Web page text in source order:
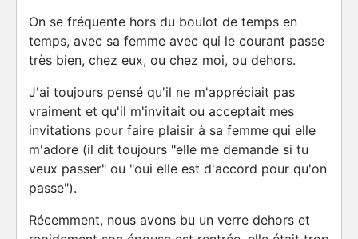
On se fréquente hors du boulot de temps en
temps, avec sa femme avec qui le courant passe
très bien, chez eux, ou chez moi, ou dehors.
J'ai toujours pensé qu'il ne m'appréciait pas
vraiment et qu'il m'invitait ou acceptait mes
invitations pour faire plaisir à sa femme qui elle
m'adore (il dit toujours "elle me demande si tu
veux passer" ou "oui elle est d'accord pour qu'on
passe").
Récemment, nous avons bu un verre dehors et